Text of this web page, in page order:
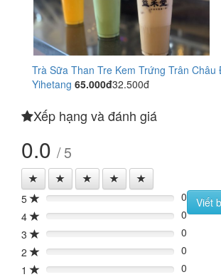
Trà Sữa Than Tre Kem Trứng Trân
Yihetang 65.000đ32.500đ
Xếp hạng và đánh giá
0.0 / 5
5 0%
0
4
0%
0
3
0%
0
2
0%
0
1
0% 0
Viết